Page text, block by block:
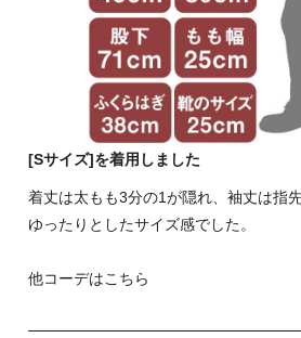
[Sサイズ]を着用しました
着丈は太もも3分の1が隠れ、袖丈は指
ゆったりとしたサイズ感でした。
他コーデはこちら